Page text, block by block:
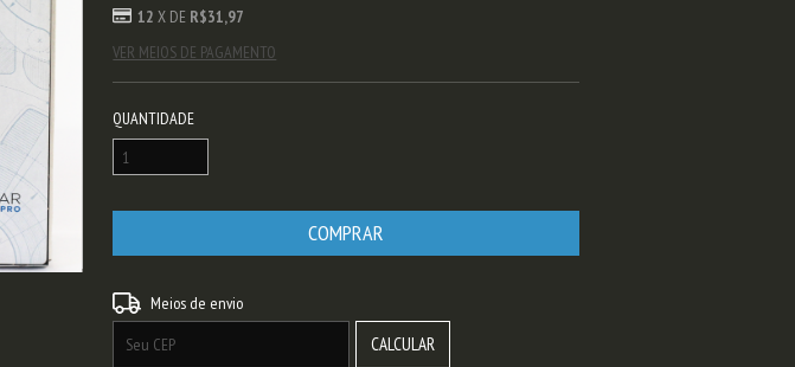
12 X DE R$31,97
VER MEIOS DE PAGAMENTO
QUANTIDADE
Entregas para o CEP:
Meios de envio
CALCULAR